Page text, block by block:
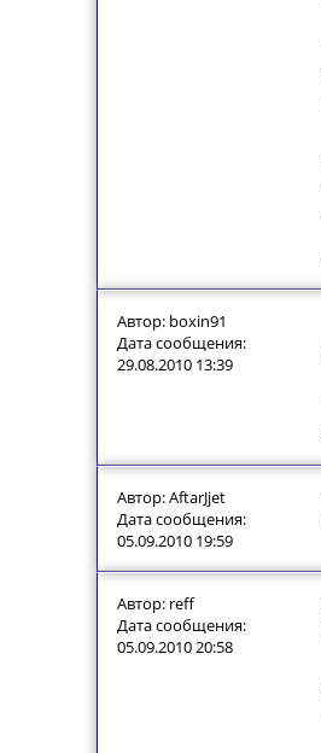
Автор: boxin91
Дата сообщения:
29.08.2010 13:39
Автор: AftarJjet
Дата сообщения:
05.09.2010 19:59
Автор: reff
Дата сообщения:
05.09.2010 20:58